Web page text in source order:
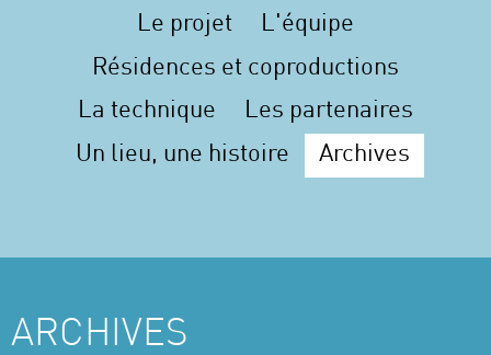
Le projet
L'équipe
Résidences et coproductions
La technique
Les partenaires
Un lieu, une histoire
Archives
ARCHIVES